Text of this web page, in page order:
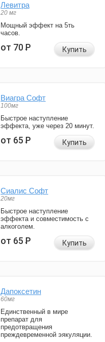
Левитра
20 мг
Мощный эффект на 5ть
часов.
от 70Р Купить
Виагра Софт
100мг
Быстрое наступление
эффекта, уже через 20 минут.
от 65Р Купить
Сиалис Софт
20мг
Быстрое наступление
эффекта и совместимость с
алкоголем.
от 65Р Купить
Дапоксетин
60мг
Единственный в мире
препарат для
предотвращения
преждевременной эякуляции.